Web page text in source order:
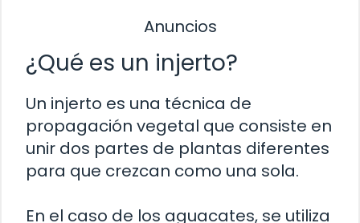
Anuncios
¿Qué es un injerto?
Un injerto es una técnica de
propagación vegetal que consiste en
unir dos partes de plantas diferentes
para que crezcan como una sola.
En el caso de los aguacates, se utiliza